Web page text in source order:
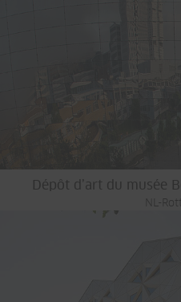
Dépôt d’art du musée
NL-